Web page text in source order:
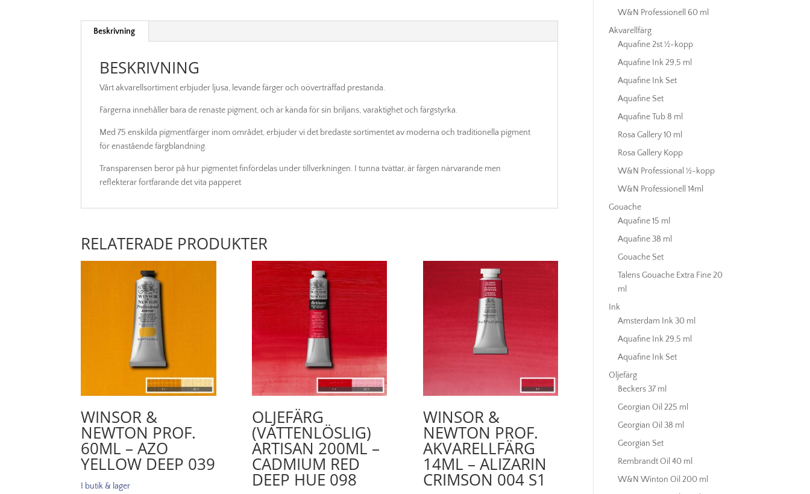
331
Beskrivning
BESKRIVNING
Vårt akvarellsortiment erbjuder ljusa, levande färger och oöverträffad prestanda.
Färgerna innehåller bara de renaste pigment, och är kända för sin briljans, varaktighet och färgstyrka.
Med 75 enskilda pigmentfärger inom området, erbjuder vi det bredaste sortimentet av moderna och traditionella pigment
för enastående färgblandning.
Transparensen beror på hur pigmentet finfördelas under tillverkningen. I tunna tvättar, är färgen närvarande men
reflekterar fortfarande det vita papperet
RELATERADE PRODUKTER
WINSOR &
NEWTON PROF.
60ML – AZO
YELLOW DEEP 039
I butik & lager
OLJEFÄRG
(VATTENLÖSLIG)
ARTISAN 200ML –
CADMIUM RED
DEEP HUE 098
WINSOR &
NEWTON PROF.
AKVARELLFÄRG
14ML – ALIZARIN
CRIMSON 004 S1
W&N Professionell 60 ml
Akvarellfärg
Aquafine 2st ½-kopp
Aquafine Ink 29,5 ml
Aquafine Ink Set
Aquafine Set
Aquafine Tub 8 ml
Rosa Gallery 10 ml
Rosa Gallery Kopp
W&N Professional ½-kopp
W&N Professionell 14ml
Gouache
Aquafine 15 ml
Aquafine 38 ml
Gouache Set
Talens Gouache Extra Fine 20
ml
Ink
Amsterdam Ink 30 ml
Aquafine Ink 29,5 ml
Aquafine Ink Set
Oljefärg
Beckers 37 ml
Georgian Oil 225 ml
Georgian Oil 38 ml
Georgian Set
Rembrandt Oil 40 ml
W&N Winton Oil 200 ml